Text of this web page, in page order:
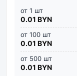
от 1 шт
0.01 BYN
от 100 шт
0.01 BYN
от 500 шт
0.01 BYN